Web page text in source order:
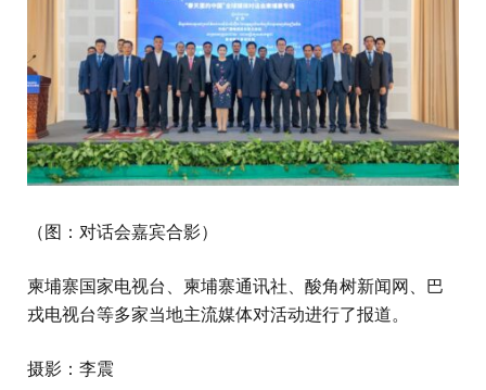
（图：对话会嘉宾合影）
柬埔寨国家电视台、柬埔寨通讯社、酸角树新闻网、巴
戎电视台等多家当地主流媒体对活动进行了报道。
摄影：李震